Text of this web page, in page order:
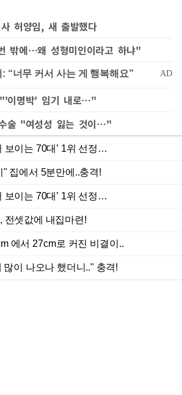
허양임, 새 출발했다
밖에…왜 성형미인이라고 하냐"
이명박' 임기 내로…"
술 "여성성 잃는 것이…"